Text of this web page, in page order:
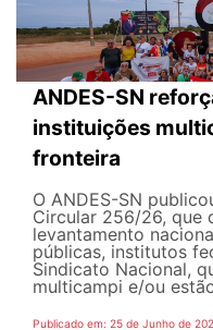
ANDES-SN
instituições
fronteira
O ANDES-SN
Circular 256/26, que
levantamento
públicas, institutos
Sindicato Nacional,
multicampi e/ou
Publicado em: 25 de Junho de